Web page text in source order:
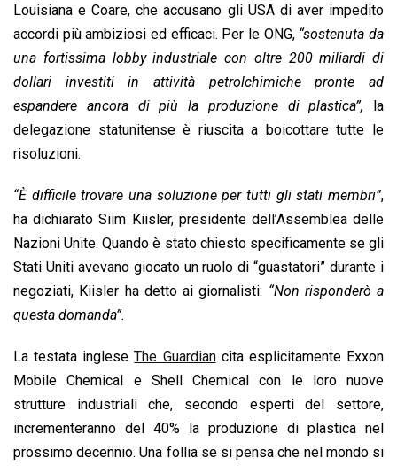
Louisiana e Coare, che accusano gli USA di aver impedito
accordi più ambiziosi ed efficaci. Per le ONG,“sostenuta da
una fortissima lobby industriale con oltre 200 miliardi di
dollari investiti in attività petrolchimiche pronte ad
espandere ancora di più la produzione di plastica”, la
delegazione statunitense è riuscita a boicottare tutte le
risoluzioni.
“È difficile trovare una soluzione per tutti gli stati membri”,
ha dichiarato Siim Kiisler, presidente dell’Assemblea delle
Nazioni Unite. Quando è stato chiesto specificamente se gli
Stati Uniti avevano giocato un ruolo di “guastatori” durante i
negoziati, Kiisler ha detto ai giornalisti: “Non risponderò a
questa domanda”.
La testata ingleseThe Guardiancita esplicitamente Exxon
Mobile Chemical e Shell Chemical con le loro nuove
strutture industriali che, secondo esperti del settore,
incrementeranno del 40% la produzione di plastica nel
prossimo decennio. Una follia se si pensa che nel mondo si